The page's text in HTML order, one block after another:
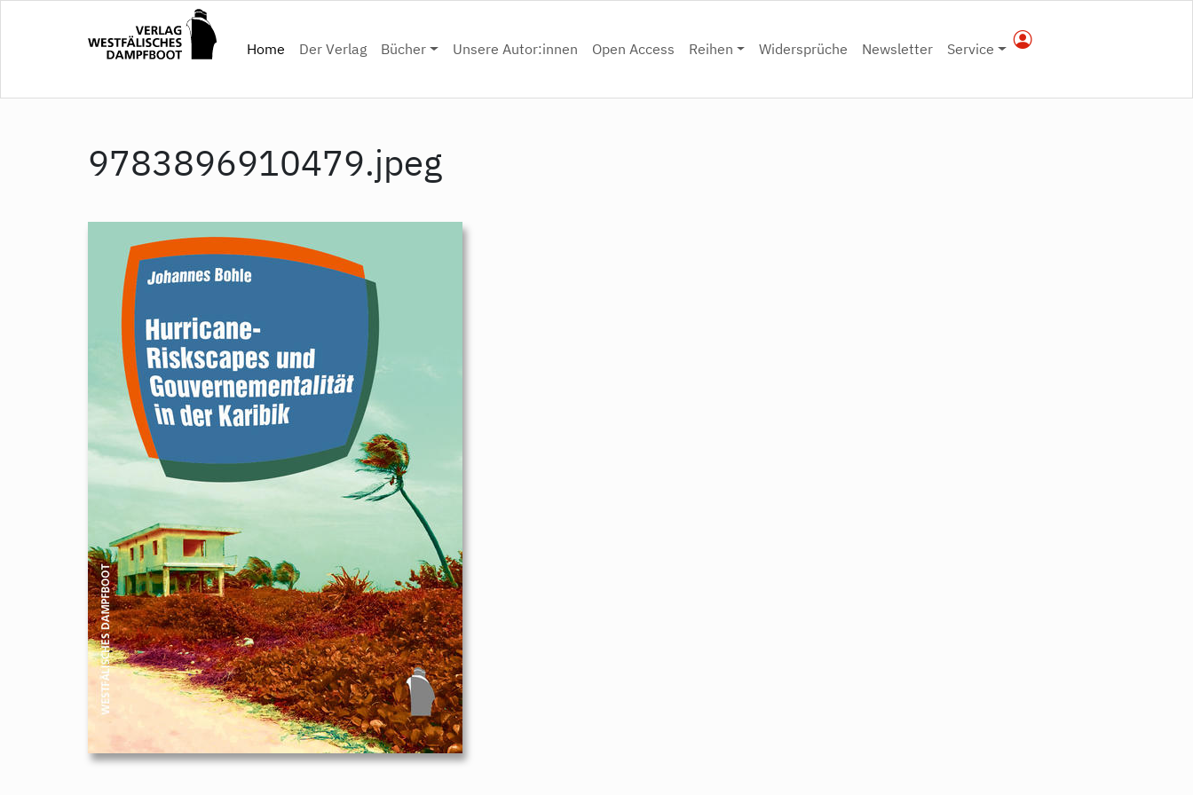
Home(current)
Der Verlag Bücher Unsere Autor:innen Open Access Reihen Widersprüche Newsletter Service
9783896910479.jpeg